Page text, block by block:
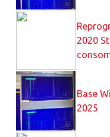
2020
Base
2025